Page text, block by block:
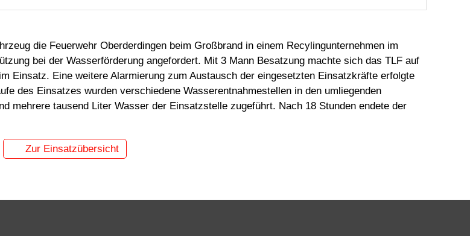
die Feuerwehr Oberderdingen beim Großbrand in einem Recylingunternehmen im
bei der Wasserförderung angefordert. Mit 3 Mann Besatzung machte sich das TLF auf
Einsatz. Eine weitere Alarmierung zum Austausch der eingesetzten Einsatzkräfte erfolgte
des Einsatzes wurden verschiedene Wasserentnahmestellen in den umliegenden
mehrere tausend Liter Wasser der Einsatzstelle zugeführt. Nach 18 Stunden endete der
Zur Einsatzübersicht